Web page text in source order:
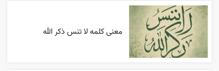
معنی کلمه لا تنس ذکر الله